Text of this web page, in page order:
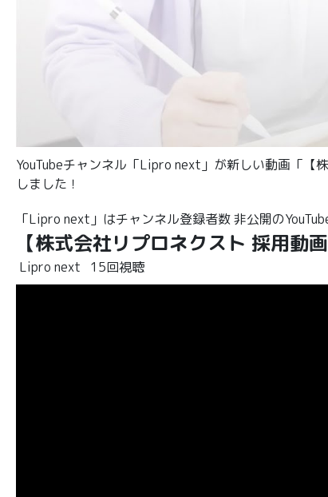
YouTubeチャンネル「Lipro next」が新しい動画「【
しました！
「Lipro next」はチャンネル登録者数 非公開の
【株式会社リプロネクスト 採用動
Lipro next 15回視聴